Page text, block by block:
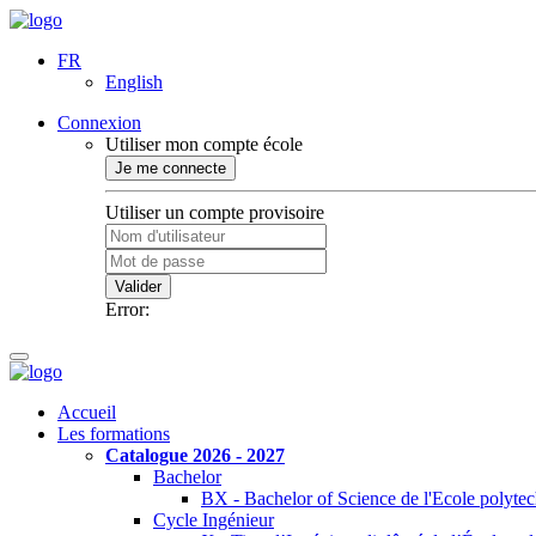
FR
English
Connexion
Utiliser mon compte école
Je me connecte
Utiliser un compte provisoire
Valider
Error:
Accueil
Les formations
Catalogue 2026 - 2027
Bachelor
BX - Bachelor of Science de l'Ecole
Cycle Ingénieur